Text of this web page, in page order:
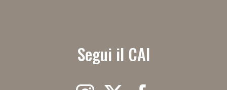
Segui il CAI